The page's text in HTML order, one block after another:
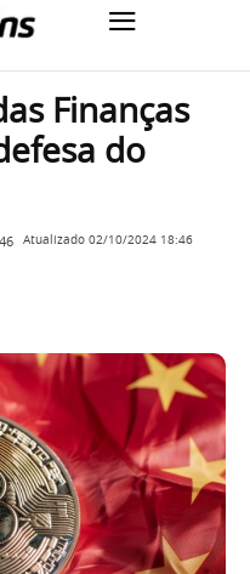
Finanças
do
Atualizado 02/10/2024 18:46